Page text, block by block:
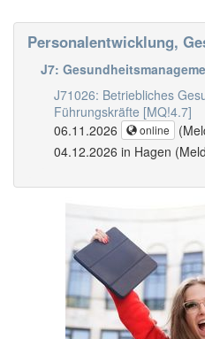
Personalentwicklung,
J7:
J71026: Betriebliches
Führungskräfte [MQ!4.7]
06.11.2026
online
04.12.2026 in Hagen